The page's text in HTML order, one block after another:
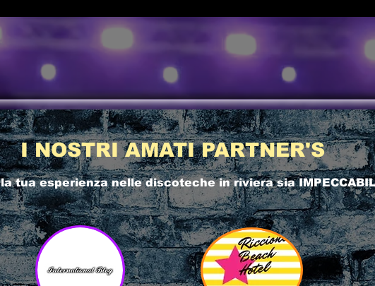
I NOSTRI AMATI PARTNER'S
tua esperienza nellediscoteche in rivierasia